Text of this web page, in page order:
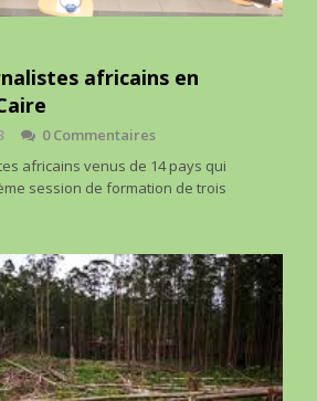
africains en
0 Commentaires
africains venus de 14 pays qui
session de formation de trois